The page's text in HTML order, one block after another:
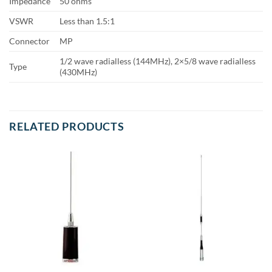
VSWR
Less than 1.5:1
Connector
MP
Type
1/2 wave radialless (144MHz), 2×5/8 wave radialless
(430MHz)
RELATED PRODUCTS